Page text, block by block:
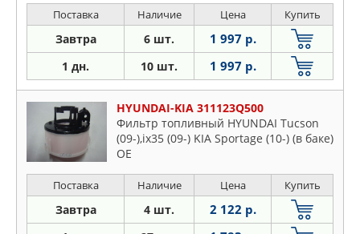
Поставка Наличие Цена Купить
Завтра 6 шт. 1 997 р.
1 дн. 10 шт. 1 997 р.
HYUNDAI-KIA 311123Q500
Фильтр топливный HYUNDAI Tucson
(09-),ix35 (09-) KIA Sportage (10-) (в баке)
OE
Поставка Наличие Цена Купить
Завтра 4 шт. 2 122 р.